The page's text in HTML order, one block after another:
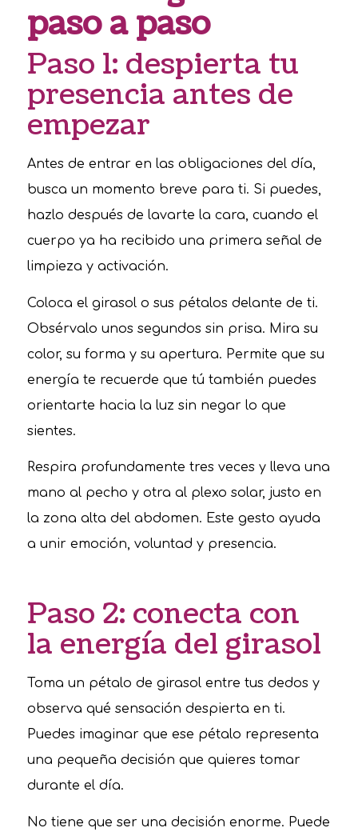
paso a paso
Paso 1: despierta tu
presencia antes de
empezar
Antes de entrar en las obligaciones del día,
busca un momento breve para ti. Si puedes,
hazlo después de lavarte la cara, cuando el
cuerpo ya ha recibido una primera señal de
limpieza y activación.
Coloca el girasol o sus pétalos delante de ti.
Obsérvalo unos segundos sin prisa. Mira su
color, su forma y su apertura. Permite que su
energía te recuerde que tú también puedes
orientarte hacia la luz sin negar lo que
sientes.
Respira profundamente tres veces y lleva una
mano al pecho y otra al plexo solar, justo en
la zona alta del abdomen. Este gesto ayuda
a unir emoción, voluntad y presencia.
Paso 2: conecta con
la energía del girasol
Toma un pétalo de girasol entre tus dedos y
observa qué sensación despierta en ti.
Puedes imaginar que ese pétalo representa
una pequeña decisión que quieres tomar
durante el día.
No tiene que ser una decisión enorme. Puede